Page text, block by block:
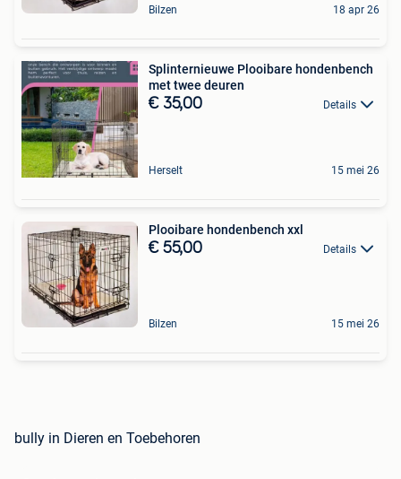
Bilzen 18 apr 26
Splinternieuwe Plooibare hondenbench
met twee deuren
€ 35,00 Details
Herselt 15 mei 26
Plooibare hondenbench xxl
€ 55,00 Details
Bilzen 15 mei 26
bully in Dieren en Toebehoren